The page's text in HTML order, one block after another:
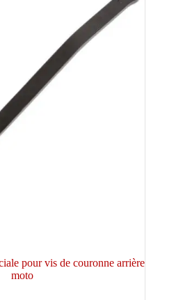
pour vis de couronne arrière
moto